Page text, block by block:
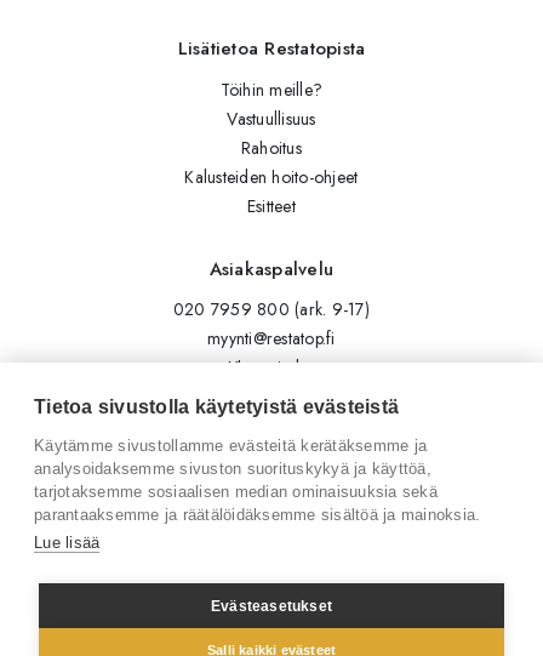
Lisätietoa Restatopista
Töihin meille?
Vastuullisuus
Rahoitus
Kalusteiden hoito-ohjeet
Esitteet
Asiakaspalvelu
020 7959 800 (ark. 9-17)
myynti@restatop.fi
Yhteystiedot
Lähetä viesti
Seuraa meitä
Tilaa uutiskirje
Facebook
Tietoa sivustolla käytetyistä evästeistä
Käytämme sivustollamme evästeitä kerätäksemme ja
analysoidaksemme sivuston suorituskykyä ja käyttöä,
tarjotaksemme sosiaalisen median ominaisuuksia sekä
parantaaksemme ja räätälöidäksemme sisältöä ja mainoksia.
Lue lisää
Evästeasetukset
Salli kaikki evästeet